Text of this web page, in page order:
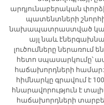
արդյունաբերական
պատենտների
նախապատրաստված
այլ նաև
լուծումները ներառում
հետո սպասարկումը՝
հաճախորդների
հիմնարկը գրավում է
հնարավորություն է
հաճախորդների